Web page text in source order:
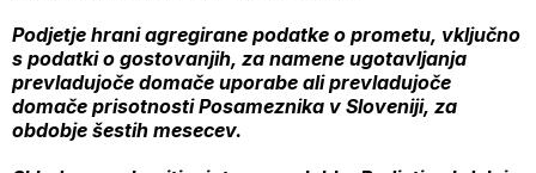
Podjetje hrani agregirane podatke o prometu, vključno
s podatki o gostovanjih, za namene ugotavljanja
prevladujoče domače uporabe ali prevladujoče
domače prisotnosti Posameznika v Sloveniji, za
obdobje šestih mesecev.